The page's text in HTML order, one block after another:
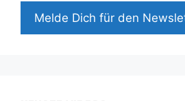
Mel­de Dich für den